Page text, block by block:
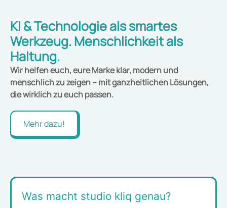
KI & Technologie als smartes
Werkzeug. Menschlichkeit als
Haltung.
Wir helfen euch, eure Marke klar, modern und
menschlich zu zeigen – mit ganzheitlichen Lösungen,
die wirklich zu euch passen.
Mehr dazu!
Was macht studio kliq genau?